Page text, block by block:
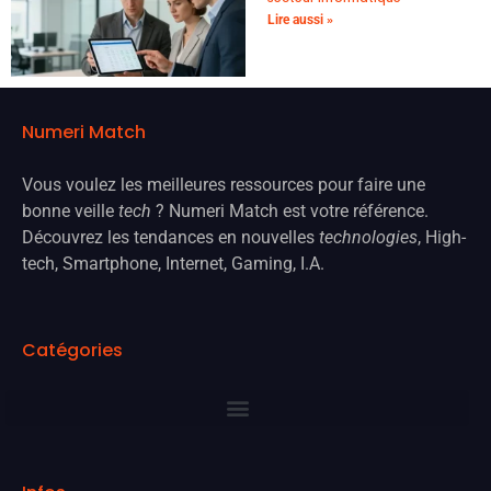
Lire aussi »
Numeri Match
Vous voulez les meilleures ressources pour faire une
bonne veille tech ? Numeri Match est votre référence.
Découvrez les tendances en nouvelles technologies, High-
tech, Smartphone, Internet, Gaming, I.A.
Catégories